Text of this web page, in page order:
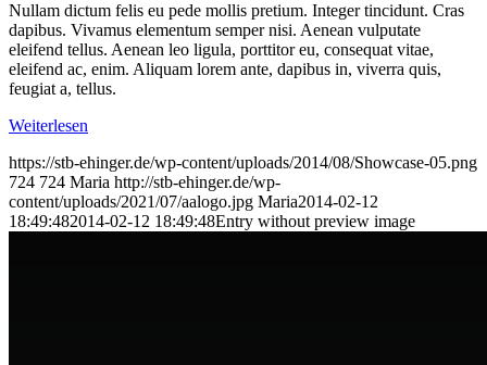
Nullam dictum felis eu pede mollis pretium. Integer tincidunt. Cras
dapibus. Vivamus elementum semper nisi. Aenean vulputate
eleifend tellus. Aenean leo ligula, porttitor eu, consequat vitae,
eleifend ac, enim. Aliquam lorem ante, dapibus in, viverra quis,
feugiat a, tellus.
Weiterlesen
https://stb-ehinger.de/wp-content/uploads/2014/08/Showcase-05.png
724 724 Maria http://stb-ehinger.de/wp-
content/uploads/2021/07/aalogo.jpg Maria2014-02-12
18:49:482014-02-12 18:49:48Entry without preview image